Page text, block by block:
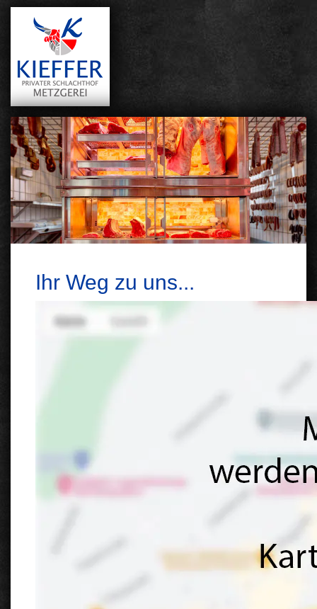
Ihr Weg zu uns...